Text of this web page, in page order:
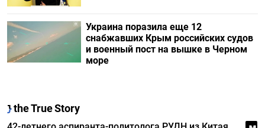
Украина поразила еще 12
снабжавших Крым российских судов
и военный пост на вышке в Черном
море